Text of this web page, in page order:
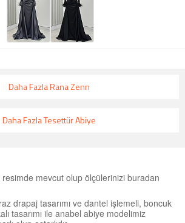
Daha Fazla Rana Zenn
Daha Fazla Tesettür Abiye
mevcut olup ölçülerinizi buradan
drapaj tasarımı ve dantel işlemeli, boncuk
tasarımı ile anabel abiye modelimiz